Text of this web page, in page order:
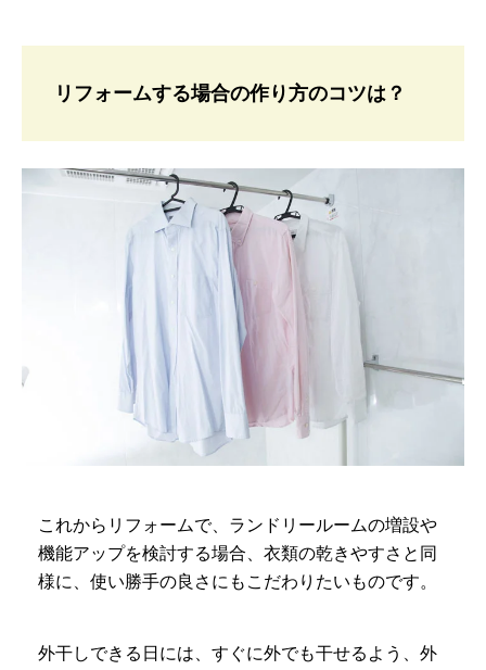
リフォームする場合の作り方のコツは？
これからリフォームで、ランドリールームの増設や
機能アップを検討する場合、衣類の乾きやすさと同
様に、使い勝手の良さにもこだわりたいものです。
外干しできる日には、すぐに外でも干せるよう、外